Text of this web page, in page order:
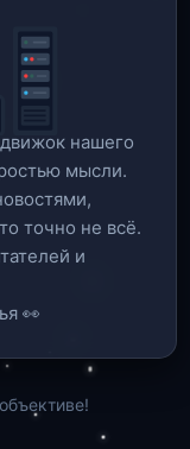
нашего
мысли.
точно не всё.
и
👀